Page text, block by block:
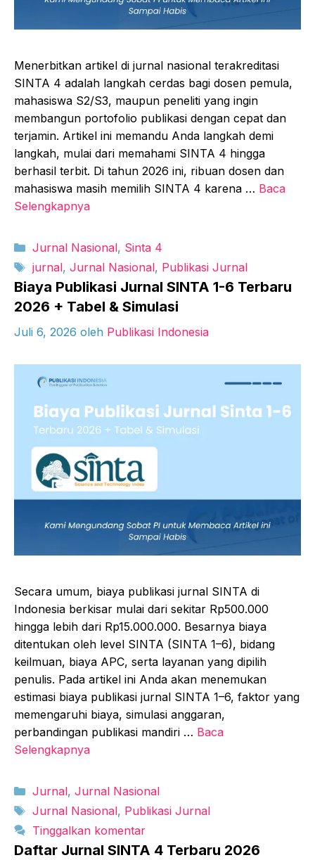
Menerbitkan artikel di jurnal nasional terakreditasi
SINTA 4 adalah langkah cerdas bagi dosen pemula,
mahasiswa S2/S3, maupun peneliti yang ingin
membangun portofolio publikasi dengan cepat dan
terjamin. Artikel ini memandu Anda langkah demi
langkah, mulai dari memahami SINTA 4 hingga
berhasil terbit. Di tahun 2026 ini, ribuan dosen dan
mahasiswa masih memilih SINTA 4 karena … Baca
Selengkapnya
Kategori
Jurnal Nasional, Sinta 4
Tag
jurnal, Jurnal Nasional, Publikasi Jurnal
Biaya Publikasi Jurnal SINTA 1-6 Terbaru
2026 + Tabel & Simulasi
Juli 6, 2026 oleh Publikasi Indonesia
Secara umum, biaya publikasi jurnal SINTA di
Indonesia berkisar mulai dari sekitar Rp500.000
hingga lebih dari Rp15.000.000. Besarnya biaya
ditentukan oleh level SINTA (SINTA 1–6), bidang
keilmuan, biaya APC, serta layanan yang dipilih
penulis. Pada artikel ini Anda akan menemukan
estimasi biaya publikasi jurnal SINTA 1–6, faktor yang
memengaruhi biaya, simulasi anggaran,
perbandingan publikasi mandiri … Baca
Selengkapnya
Kategori
Jurnal, Jurnal Nasional
Tag
Jurnal Nasional, Publikasi Jurnal
Tinggalkan komentar
Daftar Jurnal SINTA 4 Terbaru 2026